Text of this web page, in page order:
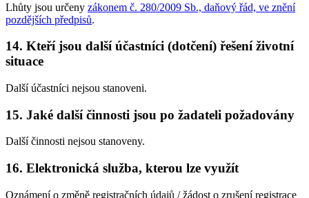
Lhůty jsou určeny zákonem č. 280/2009 Sb., daňový řád, ve znění
pozdějších předpisů.
14. Kteří jsou další účastníci (dotčení) řešení životní
situace
Další účastníci nejsou stanoveni.
15. Jaké další činnosti jsou po žadateli požadovány
Další činnosti nejsou stanoveny.
16. Elektronická služba, kterou lze využít
Oznámení o změně registračních údajů / žádost o zrušení registrace